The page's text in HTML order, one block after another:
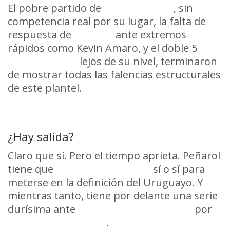
El pobre partido de
, sin
competencia real por su lugar, la falta de
respuesta de
ante extremos
rápidos como Kevin Amaro, y el doble 5
lejos de su nivel, terminaron
de mostrar todas las falencias estructurales
de este plantel.
¿Hay salida?
Claro que sí. Pero el tiempo aprieta. Peñarol
tiene que
sí o sí para
meterse en la definición del Uruguayo. Y
mientras tanto, tiene por delante una serie
durísima ante
por
.